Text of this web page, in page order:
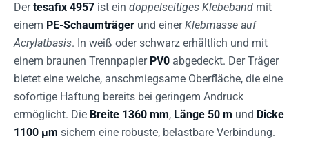
Dertesafix 4957 ist ein doppelseitiges Klebeband mit
einem PE-Schaumträger und einerKlebmasse auf
Acrylatbasis. In weiß oder schwarz erhältlich und mit
einem braunen Trennpapier PV0 abgedeckt. Der Träger
bietet eine weiche, anschmiegsame Oberfläche, die eine
sofortige Haftung bereits bei geringem Andruck
ermöglicht. Die Breite 1360 mm, Länge 50 m und Dicke
1100 µm sichern eine robuste, belastbare Verbindung.